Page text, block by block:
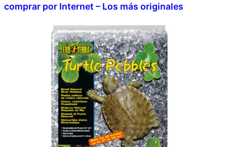
comprar por Internet – Los más originales